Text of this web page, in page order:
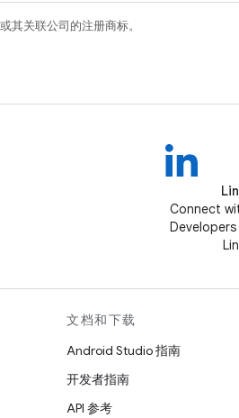
其关联公司的注册商标。
Connect
文档和下载
Android Studio 指南
开发者指南
API 参考